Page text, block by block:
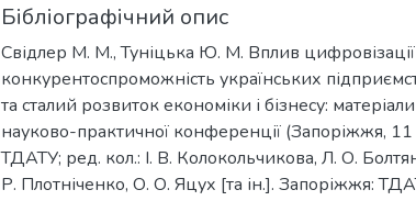
Бібліографічний опис
Свідлер М. М., Туніцька Ю. М. Вплив
конкурентоспроможність українських
та сталий розвиток економіки і бізнесу:
науково-практичної конференції (Запоріжжя,
ТДАТУ; ред. кол.: І. В. Колокольчикова, Л. О.
Р. Плотніченко, О. О. Яцух [та ін.]. Запоріжжя: